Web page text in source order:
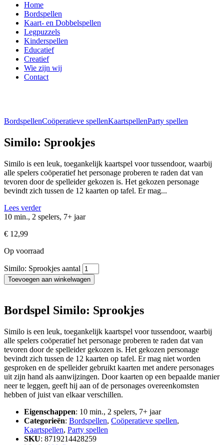
Home
Bordspellen
Kaart- en Dobbelspellen
Legpuzzels
Kinderspellen
Educatief
Creatief
Wie zijn wij
Contact
BordspellenCoöperatieve spellenKaartspellenParty spellen
Similo: Sprookjes
Similo is een leuk, toegankelijk kaartspel voor tussendoor, waarbij
alle spelers coöperatief het personage proberen te raden dat van
tevoren door de spelleider gekozen is. Het gekozen personage
bevindt zich tussen de 12 kaarten op tafel. Er mag...
Lees verder
10 min., 2 spelers, 7+ jaar
€ 12,99
Op voorraad
Similo: Sprookjes aantal
Toevoegen aan winkelwagen
Bordspel Similo: Sprookjes
Similo is een leuk, toegankelijk kaartspel voor tussendoor, waarbij
alle spelers coöperatief het personage proberen te raden dat van
tevoren door de spelleider gekozen is. Het gekozen personage
bevindt zich tussen de 12 kaarten op tafel. Er mag niet worden
gesproken en de spelleider gebruikt kaarten met andere personages
uit zijn hand als aanwijzingen. Door kaarten op een bepaalde manier
neer te leggen, geeft hij aan of de personages overeenkomsten
hebben of juist van elkaar verschillen.
Eigenschappen: 10 min., 2 spelers, 7+ jaar
Categorieën: Bordspellen, Coöperatieve spellen,
Kaartspellen, Party spellen
SKU: 8719214428259